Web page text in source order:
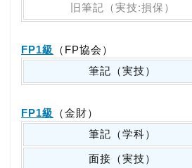
旧筆記（実技:損保）
FP1級
（FP協会）
筆記（実技）
FP1級
（金財）
筆記（学科）
面接（実技）